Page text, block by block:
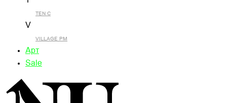
TEN C
V
VILLAGE PM
Арт
Sale